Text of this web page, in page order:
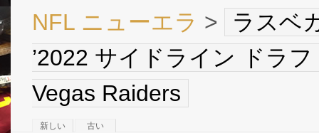
NFL ニューエラ >
ラスベ
’2022 サイドライン ドラ
Vegas Raiders
新しい 古い